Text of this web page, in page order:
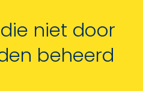
niet door
beheerd